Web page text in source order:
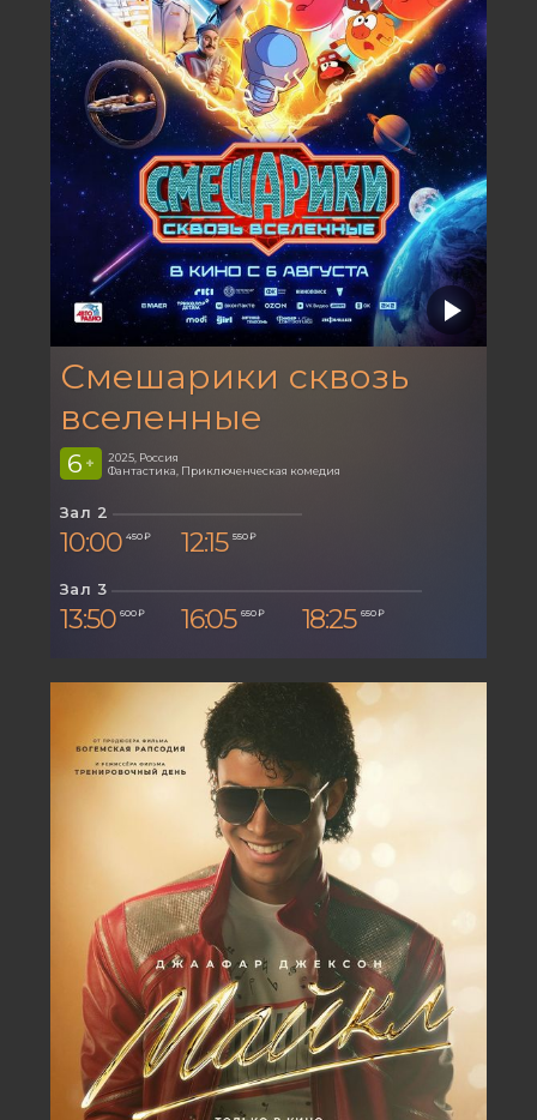
Смешарики сквозь
вселенные
6 +
2025, Россия
Фантастика, Приключенческая комедия
Зал 2
10:00 450 ₽ 12:15 550 ₽
Зал 3
13:50 600 ₽ 16:05 650 ₽ 18:25 650 ₽